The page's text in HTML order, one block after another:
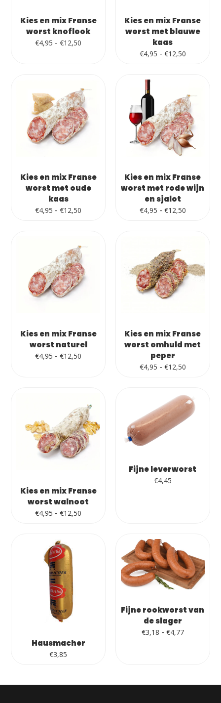
Kies en mix Franse
worst knoflook
€4,95 - €12,50
Kies en mix Franse
worst met blauwe
kaas
€4,95 - €12,50
Kies en mix Franse
worst met oude
kaas
€4,95 - €12,50
Kies en mix Franse
worst met rode wijn
en sjalot
€4,95 - €12,50
Kies en mix Franse
worst naturel
€4,95 - €12,50
Kies en mix Franse
worst omhuld met
peper
€4,95 - €12,50
€12,50
Kies en mix Franse
worst walnoot
€4,95 - €12,50
Fijne leverworst
€4,45
Hausmacher
€3,85
Fijne rookworst van
de slager
€3,18 - €4,77